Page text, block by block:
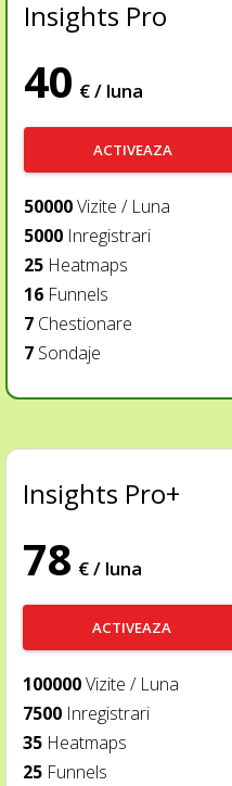
Insights Pro
40 € / luna
ACTIVEAZA
50000Vizite / Luna
5000 Inregistrari
25 Heatmaps
16 Funnels
7 Chestionare
7 Sondaje
Insights Pro+
78 € / luna
ACTIVEAZA
100000Vizite / Luna
7500 Inregistrari
35 Heatmaps
25 Funnels